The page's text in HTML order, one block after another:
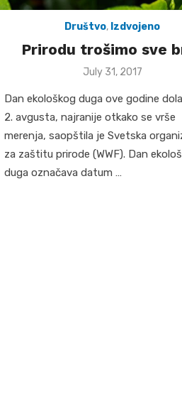
Društvo, Izdvojeno
Prirodu trošimo sve
Posted
July 31, 2017
Dan ekološkog duga ove godine
2. avgusta, najranije otkako se vrše
merenja, saopštila je Svetska
za zaštitu prirode (WWF). Dan
duga označava datum …